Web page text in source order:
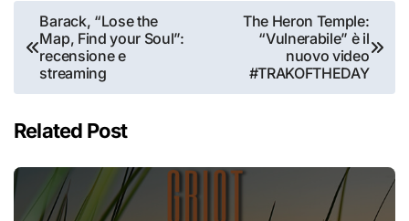
Navigazione
articoli
Barack, “Lose the
Map, Find your Soul”:
recensione e
streaming
The Heron Temple:
“Vulnerabile” è il
nuovo video
#TRAKOFTHEDAY
Related Post